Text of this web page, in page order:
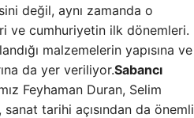
değil, aynı zamanda o
ve cumhuriyetin ilk dönemleri.
malzemelerin yapısına ve
da yer veriliyor.Sabancı
Feyhaman Duran, Selim
tarihi açısından da önemli